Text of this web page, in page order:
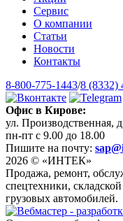
Сервис
О компании
Статьи
Новости
Контакты
8-800-775-1443/8 (8332)
Офис в Кирове:
ул. Производственная,
пн-пт с 9.00 до 18.00
Пишите на почту:
2026 © «ИНТЕК»
Продажа, ремонт,
спецтехники,
грузовых автомобилей.